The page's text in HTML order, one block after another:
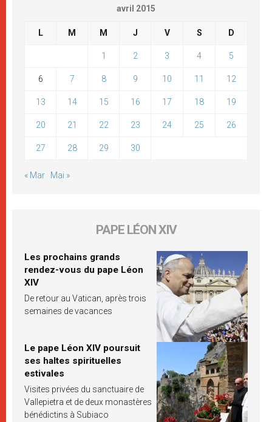
avril 2015
L M M J V S D
1 2 3 4 5
6 7 8 9 10 11 12
13 14 15 16 17 18 19
20 21 22 23 24 25 26
27 28 29 30
« Mar Mai »
PAPE LÉON XIV
Les prochains grands
rendez-vous du pape Léon
XIV
De retour au Vatican, après trois
semaines de vacances
Le pape Léon XIV poursuit
ses haltes spirituelles
estivales
Visites privées du sanctuaire de
Vallepietra et de deux monastères
bénédictins à Subiaco